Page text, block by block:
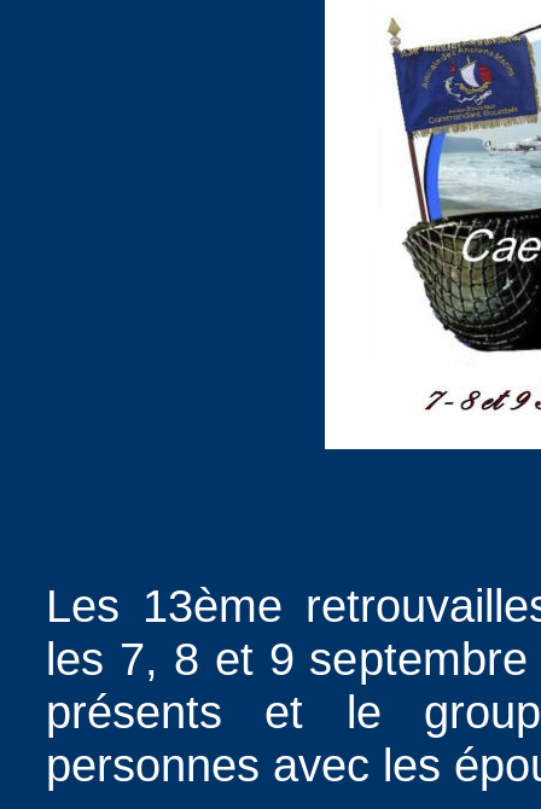
Les 13ème
les 7, 8 et 9
présents et le
personnes avec les